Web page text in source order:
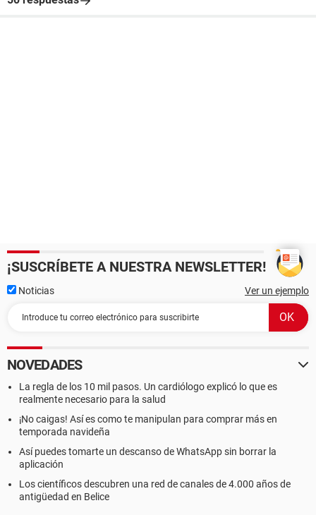
¡SUSCRÍBETE A NUESTRA NEWSLETTER!
Noticias Ver un ejemplo
NOVEDADES
La regla de los 10 mil pasos. Un cardiólogo explicó lo que es
realmente necesario para la salud
¡No caigas! Así es como te manipulan para comprar más en
temporada navideña
Así puedes tomarte un descanso de WhatsApp sin borrar la
aplicación
Los científicos descubren una red de canales de 4.000 años de
antigüedad en Belice